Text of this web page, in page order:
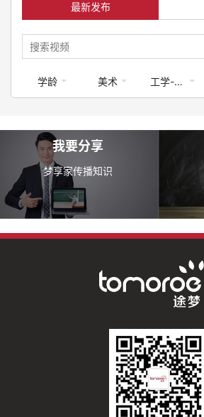
最新发布
学龄 美术 工学-航空航天
我要分享
梦享家传播知识